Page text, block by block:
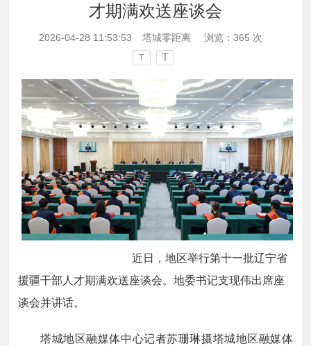
才期满欢送座谈会
2026-04-28 11:53:53 塔城零距离 浏览： 365 次
T T
近日，地区举行第十一批辽宁省
援疆干部人才期满欢送座谈会。地委书记支现伟出席座
谈会并讲话。
塔城地区融媒体中心记者苏珊琳摄塔城地区融媒体